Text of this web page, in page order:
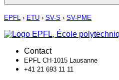
EPFL › ETU › SV-S › SV-PME
Contact
EPFL CH-1015 Lausanne
+41 21 693 11 11